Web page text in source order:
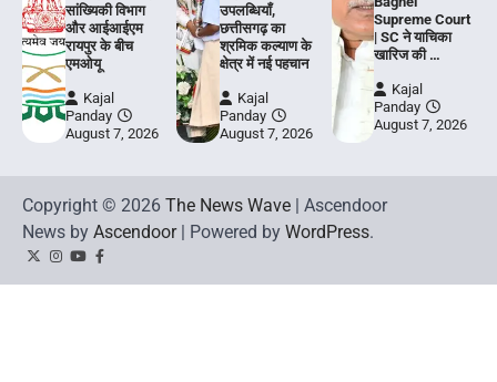
सांख्यिकी विभाग
और आईआईएम
रायपुर के बीच
एमओयू
Kajal
Panday
August 7, 2026
उपलब्धियाँ,
छत्तीसगढ़ का
श्रमिक कल्याण के
क्षेत्र में नई पहचान
Kajal
Panday
August 7, 2026
Supreme Court
| SC ने याचिका
खारिज की …
Kajal
Panday
August 7, 2026
Copyright © 2026 The News Wave | Ascendoor
News by Ascendoor| Powered by WordPress.
TwitterInstagram
YouTubeFacebook